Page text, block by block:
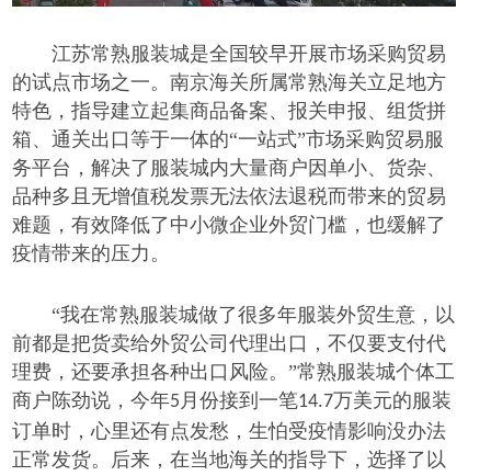
江苏常熟服装城是全国较早开展市场采购贸易
的试点市场之一。南京海关所属常熟海关立足地方
特色，指导建立起集商品备案、报关申报、组货拼
箱、通关出口等于一体的“一站式”市场采购贸易服
务平台，解决了服装城内大量商户因单小、货杂、
品种多且无增值税发票无法依法退税而带来的贸易
难题，有效降低了中小微企业外贸门槛，也缓解了
疫情带来的压力。
“我在常熟服装城做了很多年服装外贸生意，以
前都是把货卖给外贸公司代理出口，不仅要支付代
理费，还要承担各种出口风险。”常熟服装城个体工
商户陈劲说，今年5 月份接到一笔14.7万美元的服装
订单时，心里还有点发愁，生怕受疫情影响没办法
正常发货。后来，在当地海关的指导下，选择了以